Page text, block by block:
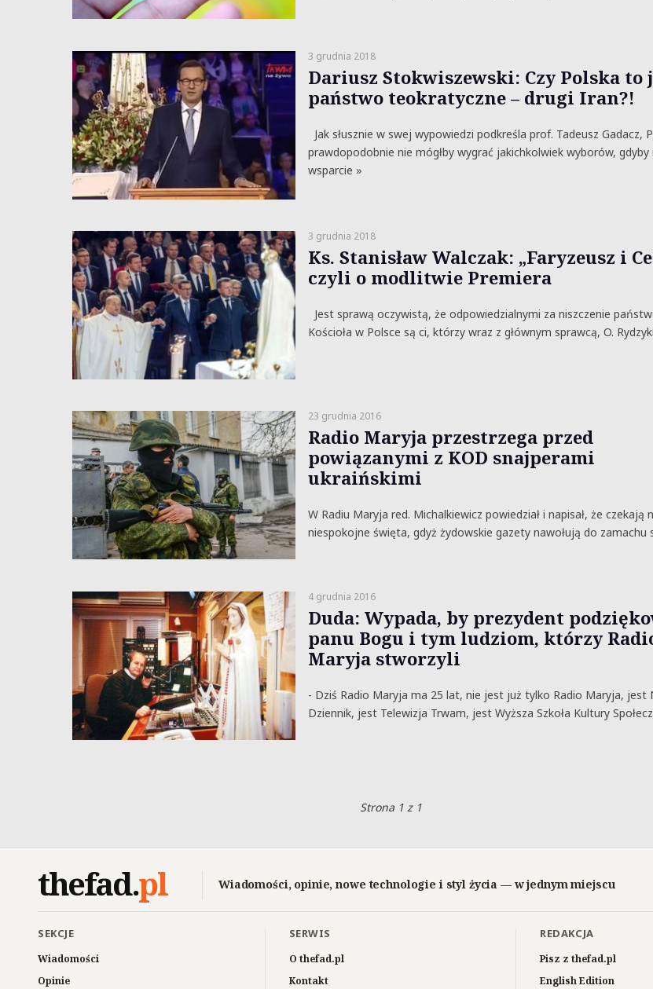
3 grudnia 2018
Dariusz Stokwiszewski: Czy Polska to
państwo teokratyczne – drugi Iran?!
Jak słusznie w swej wypowiedzi podkreśla prof. Tadeusz Gadacz,
prawdopodobnie nie mógłby wygrać jakichkolwiek wyborów, gdyby
wsparcie »
3 grudnia 2018
Ks. Stanisław Walczak: „Faryzeusz i
czyli o modlitwie Premiera
Jest sprawą oczywistą, że odpowiedzialnymi za niszczenie
Kościoła w Polsce są ci, którzy wraz z głównym sprawcą, O.
23 grudnia 2016
Radio Maryja przestrzega przed
powiązanymi z KOD snajperami
ukraińskimi
W Radiu Maryja red. Michalkiewicz powiedział i napisał, że czekają
niespokojne święta, gdyż żydowskie gazety nawołują do zamachu
4 grudnia 2016
Duda: Wypada, by prezydent
panu Bogu i tym ludziom, którzy
Maryja stworzyli
- Dziś Radio Maryja ma 25 lat, nie jest już tylko Radio Maryja, jest
Dziennik, jest Telewizja Trwam, jest Wyższa Szkoła Kultury
Strona 1 z 1
thefad.pl Wiadomości, opinie, nowe technologie i styl życia — w jednym miejscu
SEKCJE
Wiadomości
Opinie
SERWIS
O thefad.pl
Kontakt
REDAKCJA
Pisz z thefad.pl
English Edition